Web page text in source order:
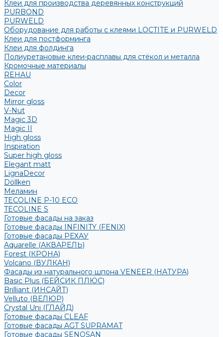
Клеи для производства деревянных конструкций
PURBOND
PURWELD
Оборудование для работы с клеями LOCTITE и PURWELD
Клеи для постформинга
Клеи для фолдинга
Полиуретановые клеи-расплавы для стёкол и металла
Кромочные материалы
REHAU
Color
Decor
Mirror gloss
V-Nut
Magic 3D
Magic II
High gloss
Inspiration
Super high gloss
Elegant matt
LignaDecor
Döllken
Меламин
TECOLINE P-10 ECO
TECOLINE S
Готовые фасады на заказ
Готовые фасады INFINITY (FENIX)
Готовые фасады РЕХАУ
Aquarelle (АКВАРЕЛЬ)
Forest (КРОНА)
Volcano (ВУЛКАН)
Фасады из натурального шпона VENEER (НАТУРА)
Basic Plus (БЕЙСИК ПЛЮС)
Brilliant (ИНСАЙТ)
Velluto (ВЕЛЮР)
Crystal Uni (ГЛАЙД)
Готовые фасады CLEAF
Готовые фасады AGT SUPRAMAT
Готовые фасады SENOSAN